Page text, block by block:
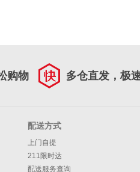
购物 多仓直发，极
配送方式
上门自提
211限时达
配送服务查询